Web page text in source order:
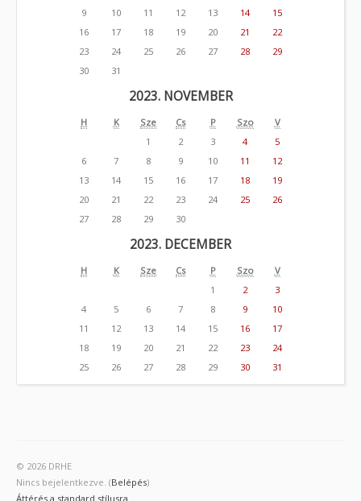
9
10 11 12 13 14
15
16
17 18 19 20 21
22
23
24 25 26 27 28
29
30
31
2023. NOVEMBER
H K Sze Cs P Szo
V
1
2 3 4
5
6
7 8 9 10 11
12
13
14 15 16 17 18
19
20
21 22 23 24 25
26
27
28 29 30
2023. DECEMBER
H K Sze Cs P Szo
V
1
2
3
4
5 6 7 8 9
10
11
12 13 14 15 16
17
18
19 20 21 22 23
24
25
26 27 28 29 30 31
© 2026 DRHE
Nincs bejelentkezve. (Belépés)
Áttérés a standard stílusra